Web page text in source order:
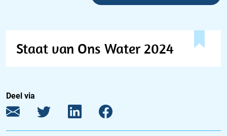
Staat van Ons Water 2024
Deel via